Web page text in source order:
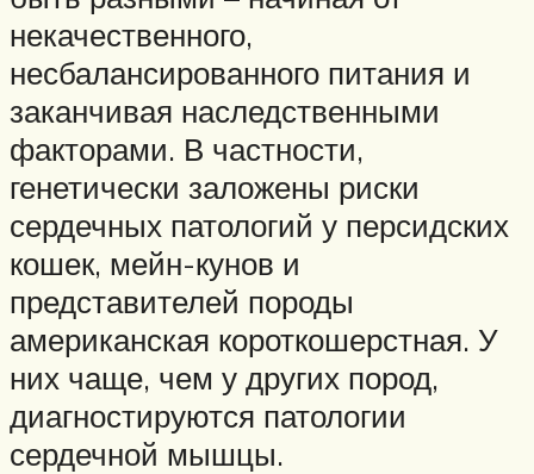
некачественного,
несбалансированного питания и
заканчивая наследственными
факторами. В частности,
генетически заложены риски
сердечных патологий у персидских
кошек, мейн-кунов и
представителей породы
американская короткошерстная. У
них чаще, чем у других пород,
диагностируются патологии
сердечной мышцы.